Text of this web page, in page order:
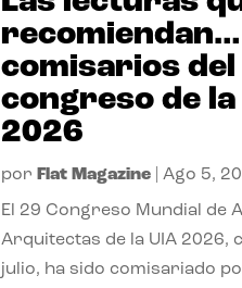
comisarios del
congreso de la
2026
por Flat Magazine |Ago 5,
El 29 Congreso Mundial de
Arquitectas de la UIA 2026,
julio, ha sido comisariado